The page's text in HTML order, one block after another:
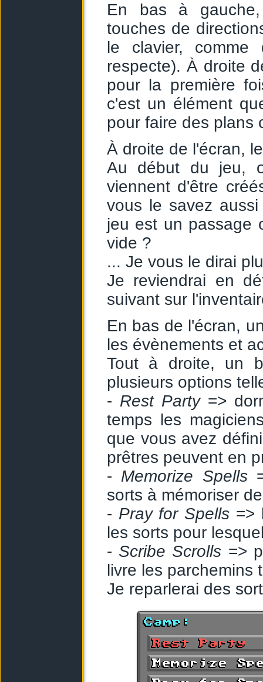
En bas à
touches de
le clavier,
respecte). À droite
pour la première
c'est un élément
pour faire des plans
À droite de l'écran,
Au début du jeu,
viennent d'être
vous le savez
jeu est un passage
vide ?
... Je vous le dirai
Je reviendrai en
suivant sur
En bas de l'écran,
les évènements et
Tout à droite, un
plusieurs options
- Rest Party=>
temps les
que vous avez
prêtres peuvent en
- Memorize Spells
sorts à mémoriser
- Pray for Spells =>
les sorts pour
- Scribe Scrolls =>
livre les parchemins
Je reparlerai des